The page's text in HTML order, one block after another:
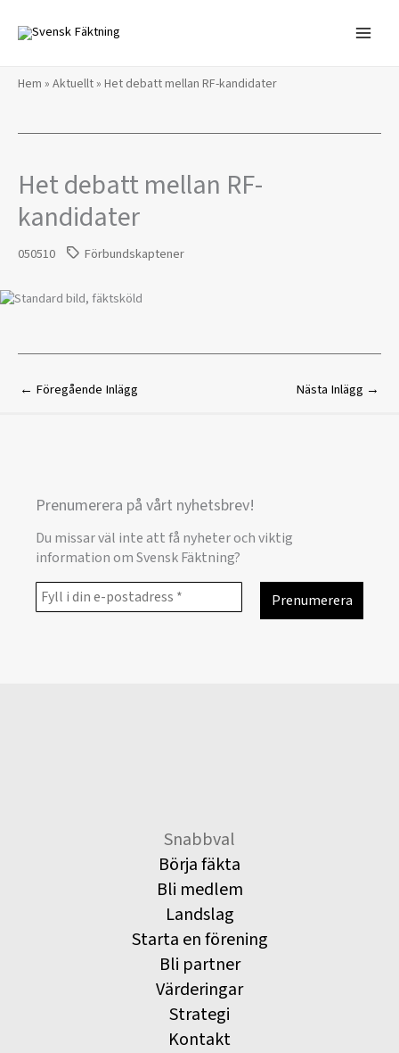
innehåll
Hem » Aktuellt» Het debatt mellan RF-kandidater
Het debatt mellan RF-
kandidater
050510 Förbundskaptener
← Föregående Inlägg Nästa Inlägg →
Prenumerera på vårt nyhetsbrev!
Du missar väl inte att få nyheter och viktig
information om Svensk Fäktning?
Snabbval
Börja fäkta
Bli medlem
Landslag
Starta en förening
Bli partner
Värderingar
Strategi
Kontakt